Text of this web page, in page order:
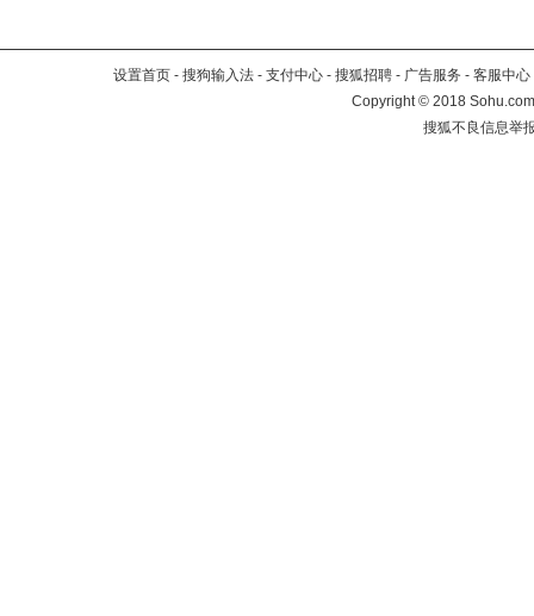
设置首页 - 搜狗输入法 - 支付中心 - 搜狐招聘 - 广告服务 - 客服中心
Copyright©2018
搜狐不良信息举